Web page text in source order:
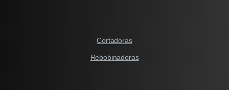
Cortadoras
Rebobinadoras